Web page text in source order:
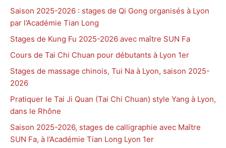
Saison 2025-2026 : stages de Qi Gong organisés à Lyon
par l’Académie Tian Long
Stages de Kung Fu 2025-2026 avec maître SUN Fa
Cours de Tai Chi Chuan pour débutants à Lyon 1er
Stages de massage chinois, Tui Na à Lyon, saison 2025-
2026
Pratiquer le Tai Ji Quan (Tai Chi Chuan) style Yang à Lyon,
dans le Rhône
Saison 2025-2026, stages de calligraphie avec Maître
SUN Fa, à l’Académie Tian Long Lyon 1er